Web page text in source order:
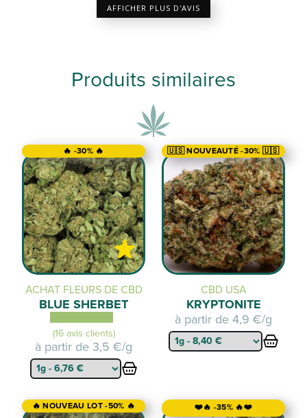
AFFICHER PLUS D'AVIS
Produits similaires
🔥 -30% 🔥
ACHAT FLEURS DE CBD
BLUE SHERBET
(16 avis clients)
à partir de 3,5 €/g
🇺🇸 NOUVEAUTÉ -30% 🇺🇸
CBD USA
KRYPTONITE
à partir de 4,9 €/g
🔥 NOUVEAU LOT -50% 🔥 ❤️🔥 -35% 🔥❤️